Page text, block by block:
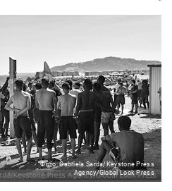
Фото: Gabriela Sarda/Keystone Press
Agency/Global Look Press